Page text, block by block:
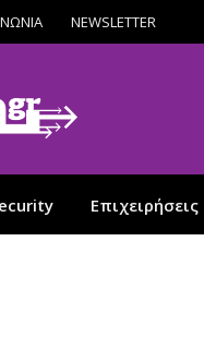
NEWSLETTER
Επιχειρήσεις